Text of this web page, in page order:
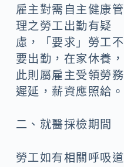
雇主對需自主健康管
理之勞工出勤有疑
慮，「要求」勞工不
要出勤，在家休養，
此則屬雇主受領勞務
遲延，薪資應照給。
二、就醫採檢期間
勞工如有相關呼吸道